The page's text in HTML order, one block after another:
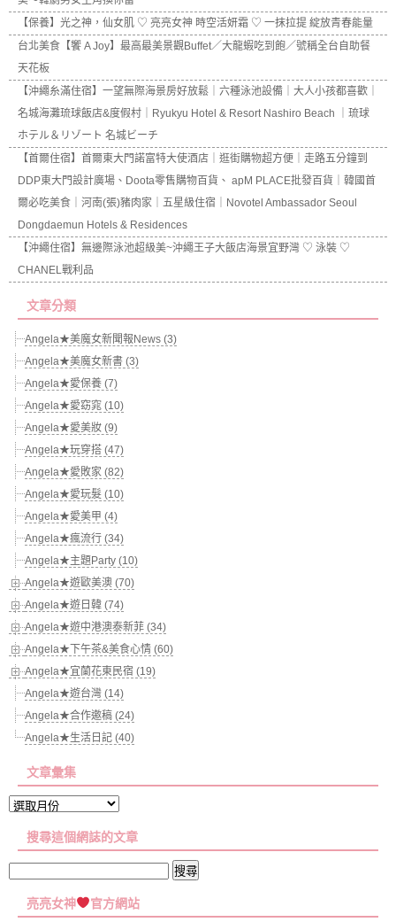
【保養】光之神，仙女肌 ♡ 亮亮女神 時空活妍霜 ♡ 一抹拉提 綻放青春能量
台北美食【饗 A Joy】最高最美景觀Buffet／大龍蝦吃到飽／號稱全台自助餐
天花板
【沖繩糸滿住宿】一望無際海景房好放鬆｜六種泳池設備｜大人小孩都喜歡｜
名城海灘琉球飯店&度假村｜Ryukyu Hotel & Resort Nashiro Beach ｜琉球
ホテル＆リゾート 名城ビーチ
【首爾住宿】首爾東大門諾富特大使酒店｜逛街購物超方便｜走路五分鐘到
DDP東大門設計廣場、Doota零售購物百貨、 apM PLACE批發百貨｜韓國首
爾必吃美食｜河南(張)豬肉家｜五星級住宿｜Novotel Ambassador Seoul
Dongdaemun Hotels & Residences
【沖繩住宿】無邊際泳池超級美~沖繩王子大飯店海景宜野灣 ♡ 泳裝 ♡
CHANEL戰利品
文章分類
Angela★美魔女新聞報News (3)
Angela★美魔女新書 (3)
Angela★愛保養 (7)
Angela★愛窈窕 (10)
Angela★愛美妝 (9)
Angela★玩穿搭 (47)
Angela★愛敗家 (82)
Angela★愛玩髮 (10)
Angela★愛美甲 (4)
Angela★瘋流行 (34)
Angela★主題Party (10)
Angela★遊歐美澳 (70)
Angela★遊日韓 (74)
Angela★遊中港澳泰新菲 (34)
Angela★下午茶&美食心情 (60)
Angela★宜蘭花東民宿 (19)
Angela★遊台灣 (14)
Angela★合作邀稿 (24)
Angela★生活日記 (40)
文章彙集
文
彙
搜尋這個網誌的文章
關
亮亮女神 官方網站